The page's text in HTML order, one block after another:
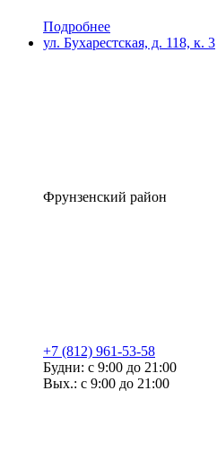
Подробнее
ул. Бухарестская, д. 118, к. 3
Фрунзенский район
+7 (812) 961-53-58
Будни: с 9:00 до 21:00
Вых.: с 9:00 до 21:00